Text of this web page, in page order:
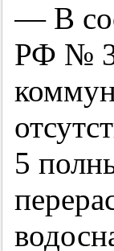
— В
РФ №
5